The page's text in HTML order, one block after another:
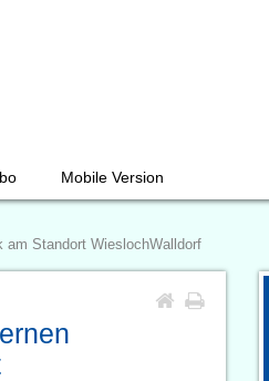
Mobile Version
am Standort WieslochWalldorf